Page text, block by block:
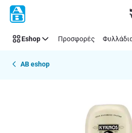
Παράλειψη
Eshop Προσφορές
AB eshop